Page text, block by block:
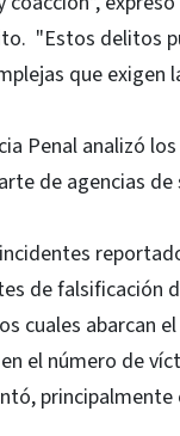
"Estos delitos
que
Penal analizó
de agencias
de falsificación
cuales abarcan
el número de